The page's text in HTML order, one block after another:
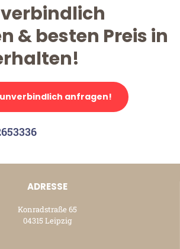
& besten Preis in
anfragen!
ADRESSE
Konradstraße 65
04315 Leipzig